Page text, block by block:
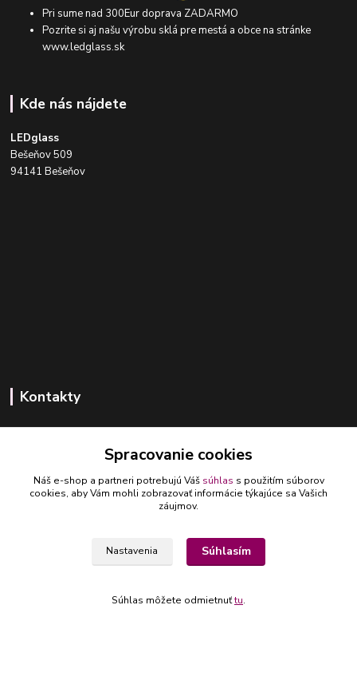
Pri sume nad 300Eur doprava ZADARMO
Pozrite si aj našu výrobu sklá pre mestá a obce na stránke
www.ledglass.sk
Kde nás nájdete
LEDglass
Bešeňov 509
94141 Bešeňov
Kontakty
+421 918 393 746
ledlumar@ledlumar.sk
Spracovanie cookies
Náš e-shop a partneri potrebujú Váš súhlas s použitím súborov
cookies, aby Vám mohli zobrazovať informácie týkajúce sa Vašich
záujmov.
Nastavenia Súhlasím
Súhlas môžete odmietnuťtu.